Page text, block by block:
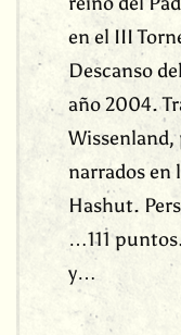
en el III
Descanso
año 2004.
narrados en
Hashut.
…111
y…